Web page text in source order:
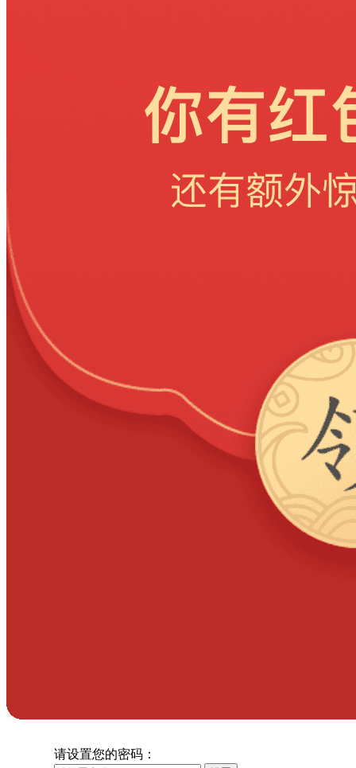
请设置您的密码：